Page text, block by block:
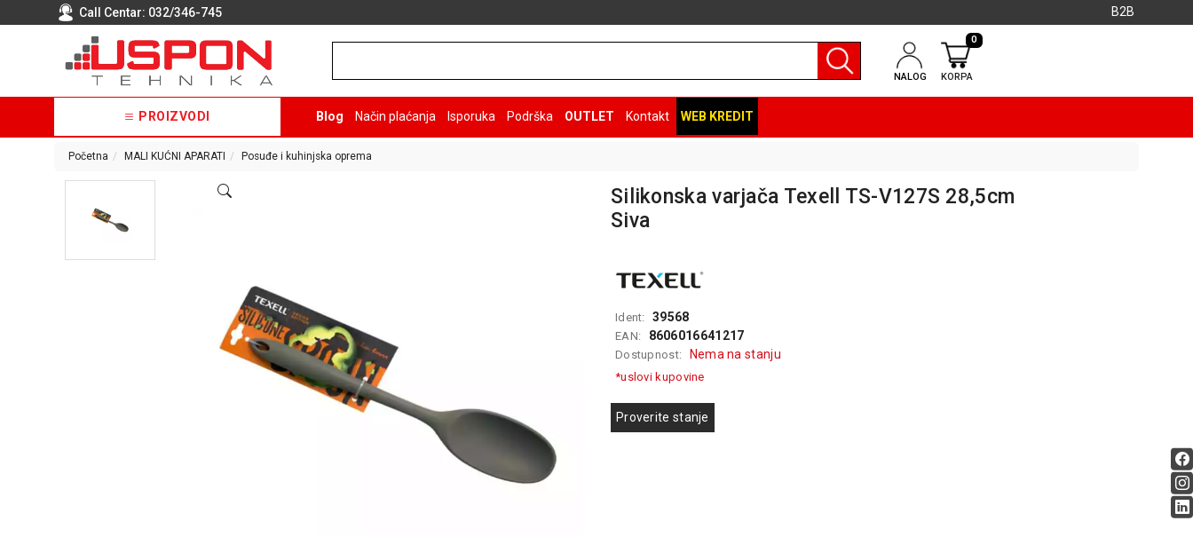
Call Centar: 032/346-745 B2B
NALOG KORPA
0
PROIZVODI Blog Način plaćanja Isporuka Podrška OUTLET Kontakt WEB KREDIT
Početna MALI KUĆNI APARATI Posuđe i kuhinjska oprema
Silikonska varjača Texell TS-V127S 28,5cm
Siva
Ident: 39568
EAN: 8606016641217
Dostupnost: Nema na stanju
*uslovi kupovine
Proverite stanje